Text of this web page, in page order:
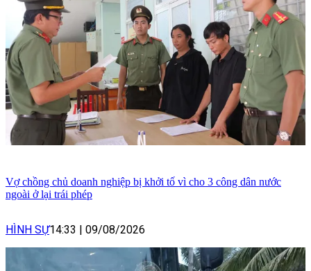
Vợ chồng chủ doanh nghiệp bị khởi tố vì cho 3 công dân nước
ngoài ở lại trái phép
HÌNH SỰ14:33 09/08/2026